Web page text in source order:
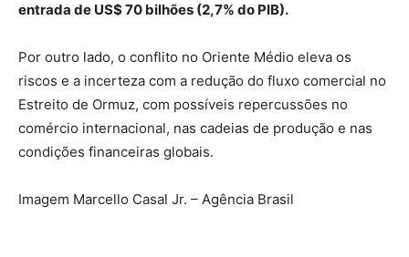
entrada de US$ 70 bilhões (2,7% do PIB).
Por outro lado, o conflito no Oriente Médio eleva os
riscos e a incerteza com a redução do fluxo comercial no
Estreito de Ormuz, com possíveis repercussões no
comércio internacional, nas cadeias de produção e nas
condições financeiras globais.
Imagem Marcello Casal Jr. – Agência Brasil